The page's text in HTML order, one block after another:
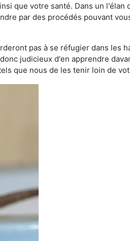
que votre santé. Dans un l'élan
par des procédés pouvant
pas à se réfugier dans les
judicieux d'en apprendre
que nous de les tenir loin de